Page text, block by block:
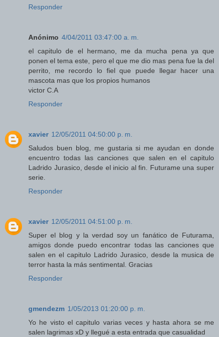
Responder
Anónimo 4/04/2011 03:47:00 a. m.
el capitulo de el hermano, me da mucha pena ya que
ponen el tema este, pero el que me dio mas pena fue la del
perrito, me recordo lo fiel que puede llegar hacer una
mascota mas que los propios humanos
victor C.A
Responder
xavier 12/05/2011 04:50:00 p. m.
Saludos buen blog, me gustaria si me ayudan en donde
encuentro todas las canciones que salen en el capitulo
Ladrido Jurasico, desde el inicio al fin. Futurame una super
serie.
Responder
xavier 12/05/2011 04:51:00 p. m.
Super el blog y la verdad soy un fanático de Futurama,
amigos donde puedo encontrar todas las canciones que
salen en el capitulo Ladrido Jurasico, desde la musica de
terror hasta la más sentimental. Gracias
Responder
gmendezm 1/05/2013 01:20:00 p. m.
Yo he visto el capitulo varias veces y hasta ahora se me
salen lagrimas xD y llegué a esta entrada que casualidad